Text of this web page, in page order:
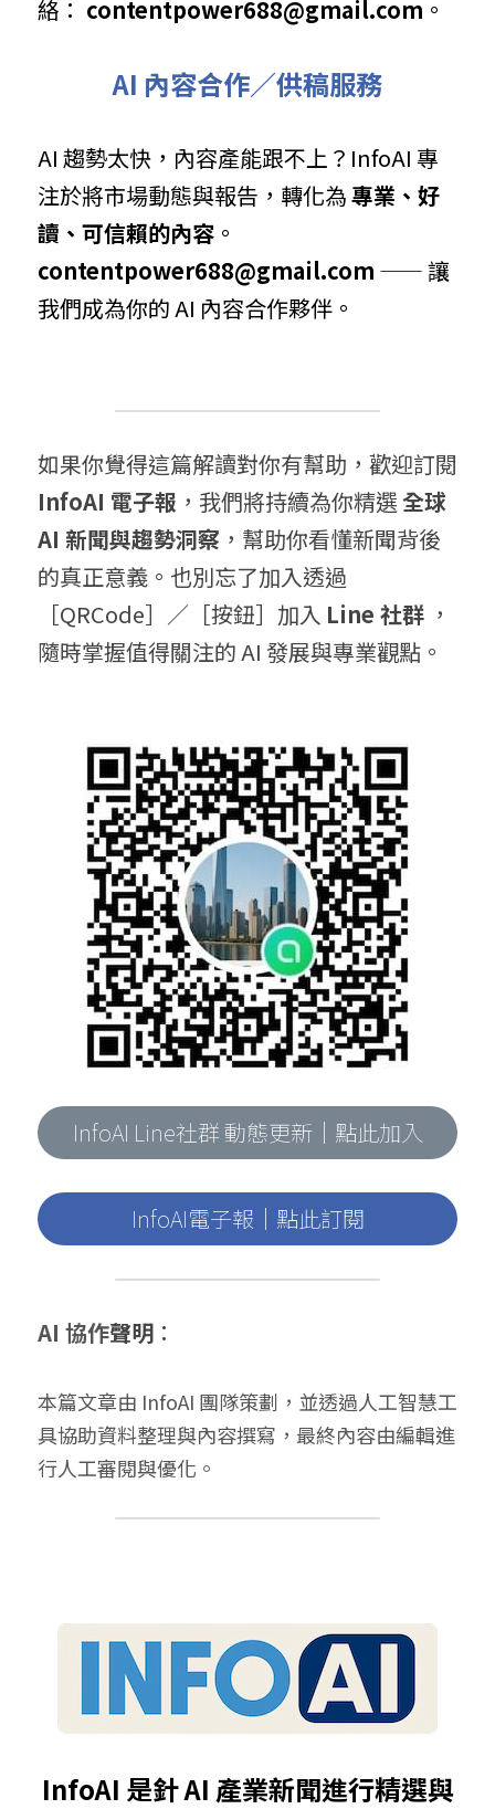
絡： contentpower688@gmail.com 。
AI 內容合作／供稿服務
AI 趨勢太快，內容產能跟不上？InfoAI 專
注於將市場動態與報告，轉化為 專業、好
讀、可信賴的內容
contentpower688@gmail.com —— 讓
我們成為你的 AI 內容合作夥伴。
InfoAI 電子報 ，我們將持續為你精選 全球
AI 新聞與趨勢洞察 ，幫助你看懂新聞背後
的真正意義。也別忘了加入透過
［QRCode］／［按鈕］加入 Line 社群 ，
隨時掌握值得關注的 AI 發展與專業觀點。
InfoAI Line社群 動態更新｜點此加入
InfoAI電子報｜點此訂閱
AI 協作聲明 ：
本篇文章由 InfoAI 團隊策劃，並透過人工智慧工
具協助資料整理與內容撰寫，最終內容由編輯進
行人工審閱與優化。
InfoAI 是針 AI 產業新聞進行精選與